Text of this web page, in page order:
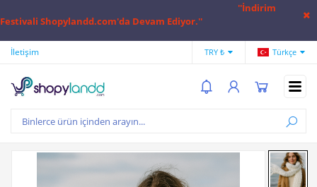
''İndirim
Festivali Shopylandd.com'da Devam Ediyor.''
İletişim Hesap Numaralarımız
TRY ₺ Türkçe